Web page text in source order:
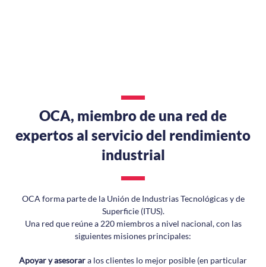
OCA, miembro de una red de
expertos al servicio del rendimiento
industrial
OCA forma parte de la Unión de Industrias Tecnológicas y de
Superficie (ITUS).
Una red que reúne a 220 miembros a nivel nacional, con las
siguientes misiones principales:
Apoyar y asesorara los clientes lo mejor posible (en particular